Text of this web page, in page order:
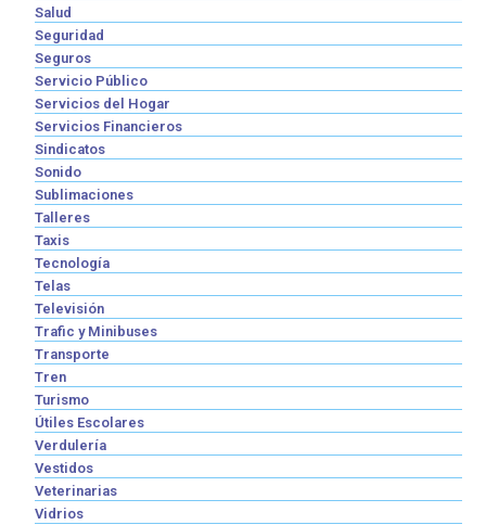
Salud
Seguridad
Seguros
Servicio Público
Servicios del Hogar
Servicios Financieros
Sindicatos
Sonido
Sublimaciones
Talleres
Taxis
Tecnología
Telas
Televisión
Trafic y Minibuses
Transporte
Tren
Turismo
Útiles Escolares
Verdulería
Vestidos
Veterinarias
Vidrios